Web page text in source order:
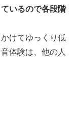
いるので各段階
けてゆっくり低
体験は、他の人